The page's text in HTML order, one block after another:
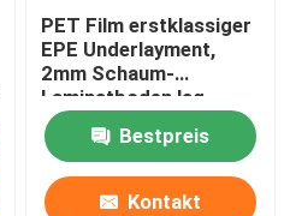
PET Film erstklassiger
EPE Underlayment,
2mm Schaum-
Laminatboden lag
zugrunde
Bestpreis
Kontakt